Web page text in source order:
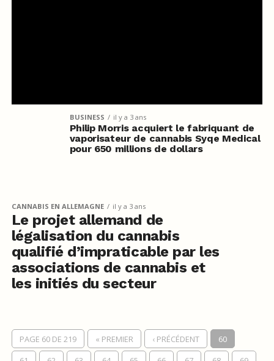
BUSINESS il y a 3 ans
Philip Morris acquiert le fabriquant de
vaporisateur de cannabis Syqe Medical
pour 650 millions de dollars
CANNABIS EN ALLEMAGNE il y a 3 ans
Le projet allemand de
légalisation du cannabis
qualifié d’impraticable par les
associations de cannabis et
les initiés du secteur
PAGE 60 DE 219 « PREMIER ‹ PRÉCÉDENT
60